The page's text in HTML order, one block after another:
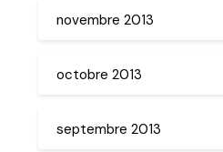
novembre 2013
octobre 2013
septembre 2013